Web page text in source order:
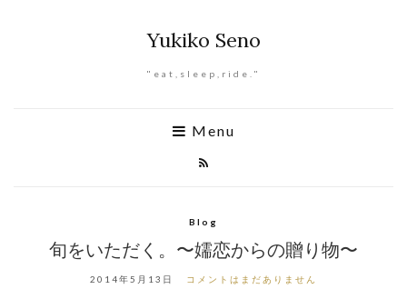
Yukiko Seno
"eat,sleep,ride."
Menu
Blog
旬をいただく。〜嬬恋からの贈り物〜
2014年5月13日 コメントはまだありません